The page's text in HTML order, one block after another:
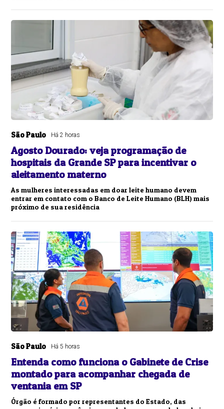
São Paulo Há 2 horas
Agosto Dourado: veja programação de
hospitais da Grande SP para incentivar o
aleitamento materno
As mulheres interessadas em doar leite humano devem
entrar em contato com o Banco de Leite Humano (BLH) mais
próximo de sua residência
São Paulo Há 5 horas
Entenda como funciona o Gabinete de Crise
montado para acompanhar chegada de
ventania em SP
Órgão é formado por representantes do Estado, das